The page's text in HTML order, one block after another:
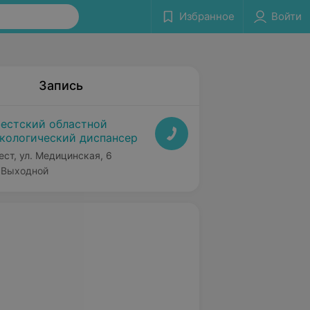
Избранное Войти
Запись
областной
диспансер
ул. Медицинская, 6
Выходной